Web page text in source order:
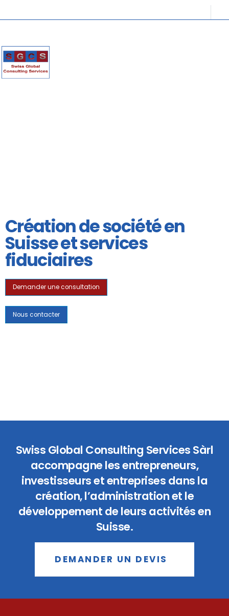
Création de société en
Suisse et services
fiduciaires
Demander une consultation
Nous contacter
Swiss Global Consulting Services Sàrl
accompagne les entrepreneurs,
investisseurs et entreprises dans la
création, l’administration et le
développement de leurs activités en
Suisse.
DEMANDER UN DEVIS